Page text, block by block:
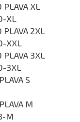
PLAVA XL
XL
PLAVA 2XL
XXL
PLAVA 3XL
3XL
S
M
M